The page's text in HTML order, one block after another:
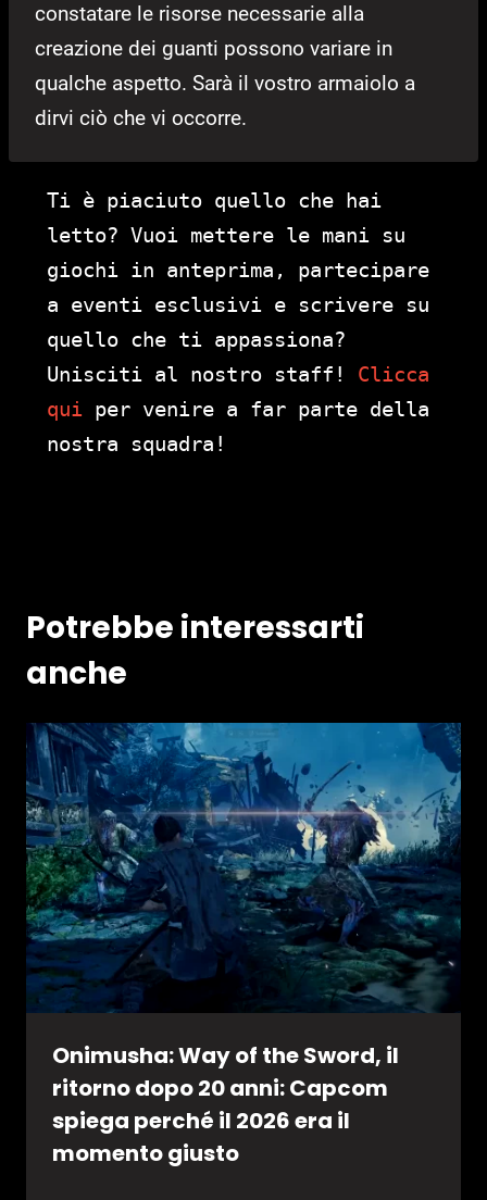
constatare le risorse necessarie alla
creazione dei guanti possono variare in
qualche aspetto. Sarà il vostro armaiolo a
dirvi ciò che vi occorre.
Ti è piaciuto quello che hai
letto? Vuoi mettere le mani su
giochi in anteprima, partecipare
a eventi esclusivi e scrivere su
quello che ti appassiona?
Unisciti al nostro staff! Clicca
qui per venire a far parte della
nostra squadra!
Potrebbe interessarti
anche
Onimusha: Way of the Sword, il
ritorno dopo 20 anni: Capcom
spiega perché il 2026 era il
momento giusto